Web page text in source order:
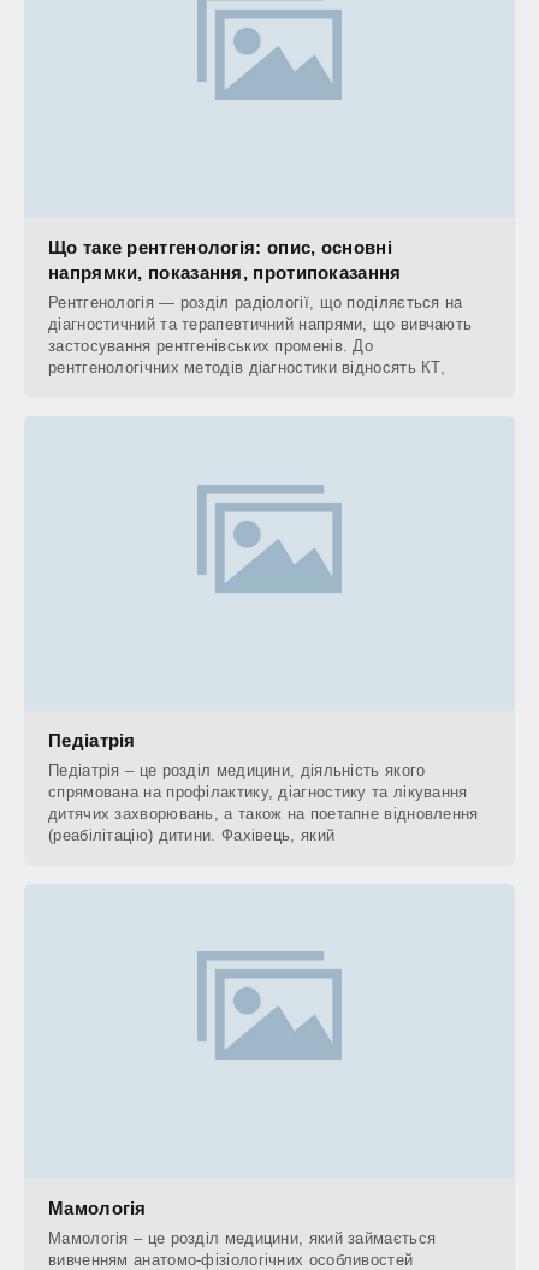
Що таке рентгенологія: опис, основні
напрямки, показання, протипоказання
Рентгенологія — розділ радіології, що поділяється на
діагностичний та терапевтичний напрями, що вивчають
застосування рентгенівських променів. До
рентгенологічних методів діагностики відносять КТ,
Педіатрія
Педіатрія – це розділ медицини, діяльність якого
спрямована на профілактику, діагностику та лікування
дитячих захворювань, а також на поетапне відновлення
(реабілітацію) дитини. Фахівець, який
Мамологія
Мамологія – це розділ медицини, який займається
вивченням анатомо-фізіологічних особливостей